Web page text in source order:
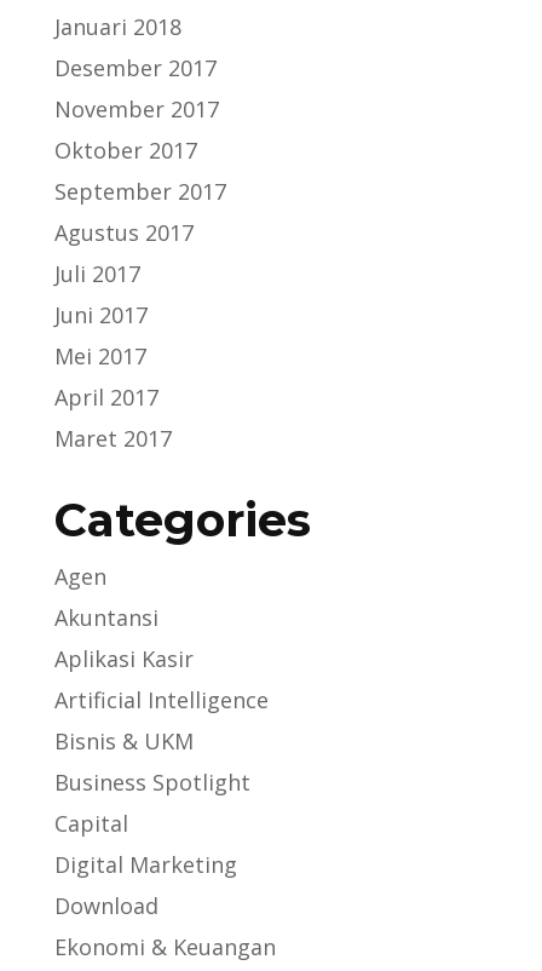
Januari 2018
Desember 2017
November 2017
Oktober 2017
September 2017
Agustus 2017
Juli 2017
Juni 2017
Mei 2017
April 2017
Maret 2017
Categories
Agen
Akuntansi
Aplikasi Kasir
Artificial Intelligence
Bisnis & UKM
Business Spotlight
Capital
Digital Marketing
Download
Ekonomi & Keuangan